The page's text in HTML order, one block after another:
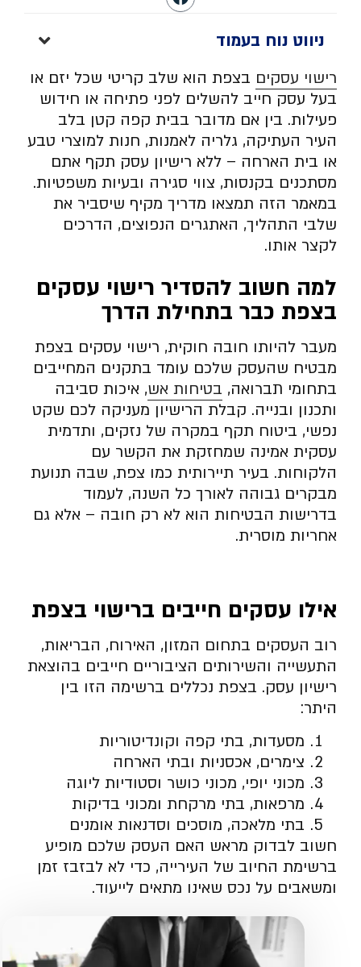
ניווט נוח בעמוד
רישוי עסקים בצפת הוא שלב קריטי שכל יזם או
בעל עסק חייב להשלים לפני פתיחה או חידוש
פעילות. בין אם מדובר בבית קפה קטן בלב
העיר העתיקה, גלריה לאמנות, חנות למוצרי טבע
או בית הארחה – ללא רישיון עסק תקף אתם
מסתכנים בקנסות, צווי סגירה ובעיות משפטיות.
במאמר הזה תמצאו מדריך מקיף שיסביר את
שלבי התהליך, האתגרים הנפוצים, הדרכים
לקצר אותו.
למה חשוב להסדיר רישוי עסקים
בצפת כבר בתחילת הדרך
מעבר להיותו חובה חוקית, רישוי עסקים בצפת
מבטיח שהעסק שלכם עומד בתקנים המחייבים
בתחומי תברואה, בטיחות אש, איכות סביבה
ותכנון ובנייה. קבלת הרישיון מעניקה לכם שקט
נפשי, ביטוח תקף במקרה של נזקים, ותדמית
עסקית אמינה שמחזקת את הקשר עם
הלקוחות. בעיר תיירותית כמו צפת, שבה תנועת
מבקרים גבוהה לאורך כל השנה, לעמוד
בדרישות הבטיחות הוא לא רק חובה – אלא גם
אחריות מוסרית.
אילו עסקים חייבים ברישוי בצפת
רוב העסקים בתחום המזון, האירוח, הבריאות,
התעשייה והשירותים הציבוריים חייבים בהוצאת
רישיון עסק. בצפת נכללים ברשימה הזו בין
היתר:
מסעדות, בתי קפה וקונדיטוריות
צימרים, אכסניות ובתי הארחה
מכוני יופי, מכוני כושר וסטודיות ליוגה
מרפאות, בתי מרקחת ומכוני בדיקות
בתי מלאכה, מוסכים וסדנאות אומנים
חשוב לבדוק מראש האם העסק שלכם מופיע
ברשימת החיוב של העירייה, כדי לא לבזבז זמן
ומשאבים על נכס שאינו מתאים לייעוד.